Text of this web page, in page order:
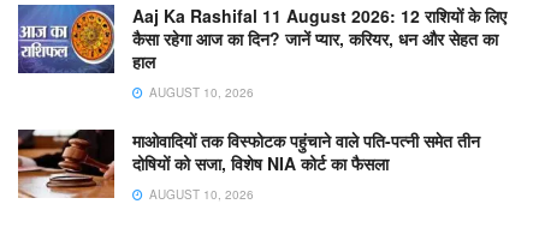
Aaj Ka Rashifal 11 August 2026: 12 राशियों के लिए
कैसा रहेगा आज का दिन? जानें प्यार, करियर, धन और सेहत का
हाल
AUGUST 10, 2026
माओवादियों तक विस्फोटक पहुंचाने वाले पति-पत्नी समेत तीन
दोषियों को सजा, विशेष NIA कोर्ट का फैसला
AUGUST 10, 2026